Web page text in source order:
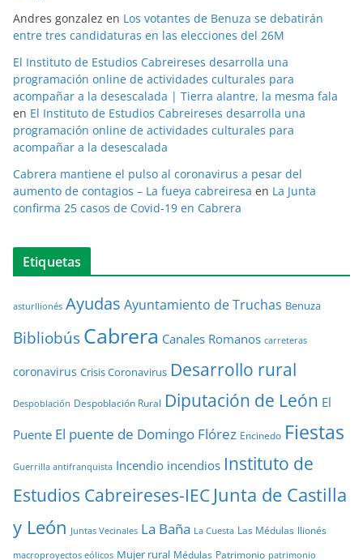
Andres gonzalez en Los votantes de Benuza se debatirán
entre tres candidaturas en las elecciones del 26M
El Instituto de Estudios Cabreireses desarrolla una
programación online de actividades culturales para
acompañar a la desescalada | Tierra alantre, la mesma fala
en El Instituto de Estudios Cabreireses desarrolla una
programación online de actividades culturales para
acompañar a la desescalada
Cabrera mantiene el pulso al coronavirus a pesar del
aumento de contagios – La fueya cabreiresa en La Junta
confirma 25 casos de Covid-19 en Cabrera
Etiquetas
asturllionés Ayudas Ayuntamiento de Truchas Benuza
BibliobúsCabrera Canales Romanos carreteras
coronavirus Crisis Coronavirus Desarrollo rural
Despoblación Despoblación Rural Diputación de León El
Puente El puente de Domingo Flórez Encinedo Fiestas
Guerrilla antifranquista Incendio incendios Instituto de
Estudios Cabreireses-IEC Junta de Castilla
y León Juntas Vecinales La Baña La Cuesta Las Médulas llionés
macroproyectos eólicos Mujer rural Médulas Patrimonio patrimonio